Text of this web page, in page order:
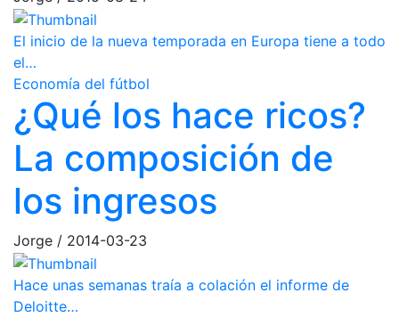
El inicio de la nueva temporada en Europa tiene a todo
el…
Economía del fútbol
¿Qué los hace ricos?
La composición de
los ingresos
Jorge / 2014-03-23
Hace unas semanas traía a colación el informe de
Deloitte…